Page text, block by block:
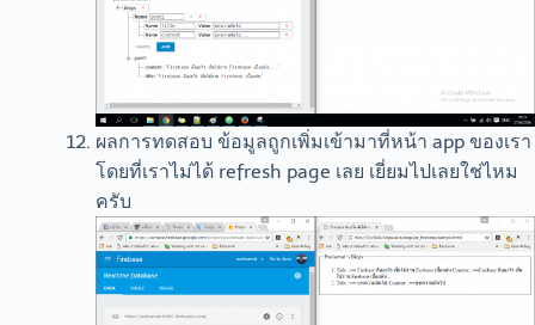
ผลการทดสอบ ข้อมูลถูกเพิ่มเข้ามาที่หน้า app ของเรา
โดยที่เราไม่ได้ refresh page เลย เยี่ยมไปเลยใช่ไหม
ครับ